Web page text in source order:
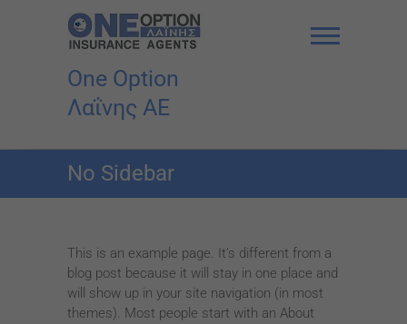
One Option
Λαΐνης AE
No Sidebar
This is an example page. It’s different from a
blog post because it will stay in one place and
will show up in your site navigation (in most
themes). Most people start with an About